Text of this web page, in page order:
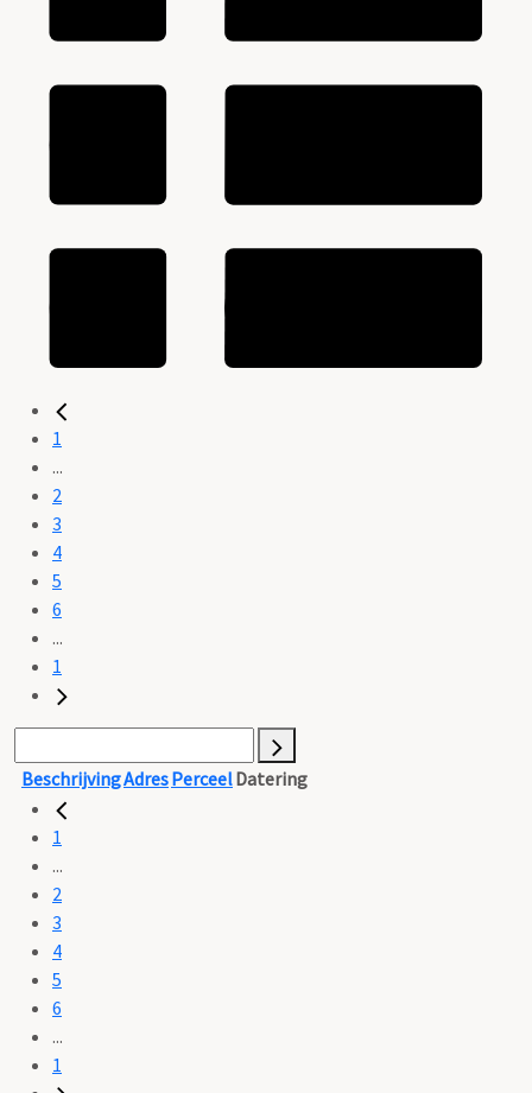
1
...
2
3
4
5
6
...
1
BeschrijvingAdresPerceelDatering
1
...
2
3
4
5
6
...
1